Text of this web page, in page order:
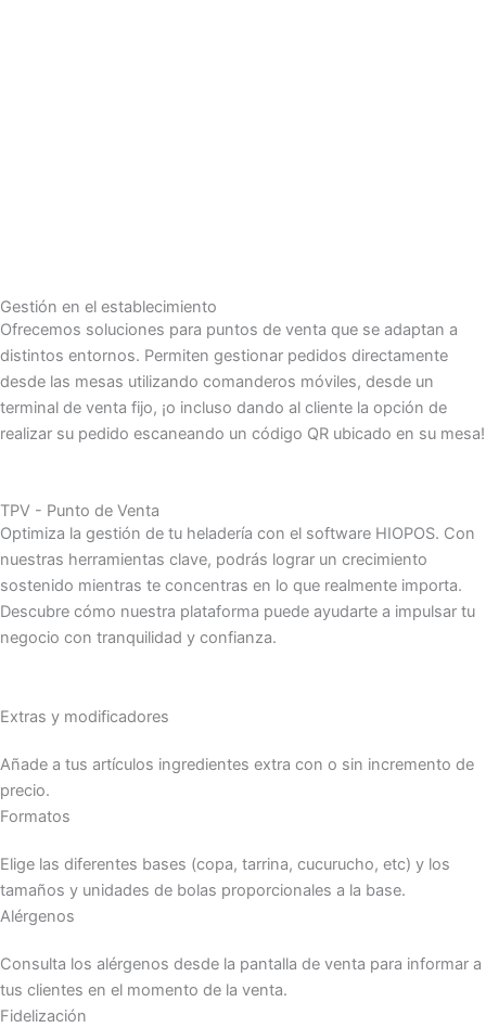
Gestión en el establecimiento
Ofrecemos soluciones para puntos de venta que se adaptan a
distintos entornos. Permiten gestionar pedidos directamente
desde las mesas utilizando comanderos móviles, desde un
terminal de venta fijo, ¡o incluso dando al cliente la opción de
realizar su pedido escaneando un código QR ubicado en su mesa!
TPV - Punto de Venta
Optimiza la gestión de tu heladería con el software HIOPOS. Con
nuestras herramientas clave, podrás lograr un crecimiento
sostenido mientras te concentras en lo que realmente importa.
Descubre cómo nuestra plataforma puede ayudarte a impulsar tu
negocio con tranquilidad y confianza.
Extras y modificadores
Añade a tus artículos ingredientes extra con o sin incremento de
precio.
Formatos
Elige las diferentes bases (copa, tarrina, cucurucho, etc) y los
tamaños y unidades de bolas proporcionales a la base.
Alérgenos
Consulta los alérgenos desde la pantalla de venta para informar a
tus clientes en el momento de la venta.
Fidelización